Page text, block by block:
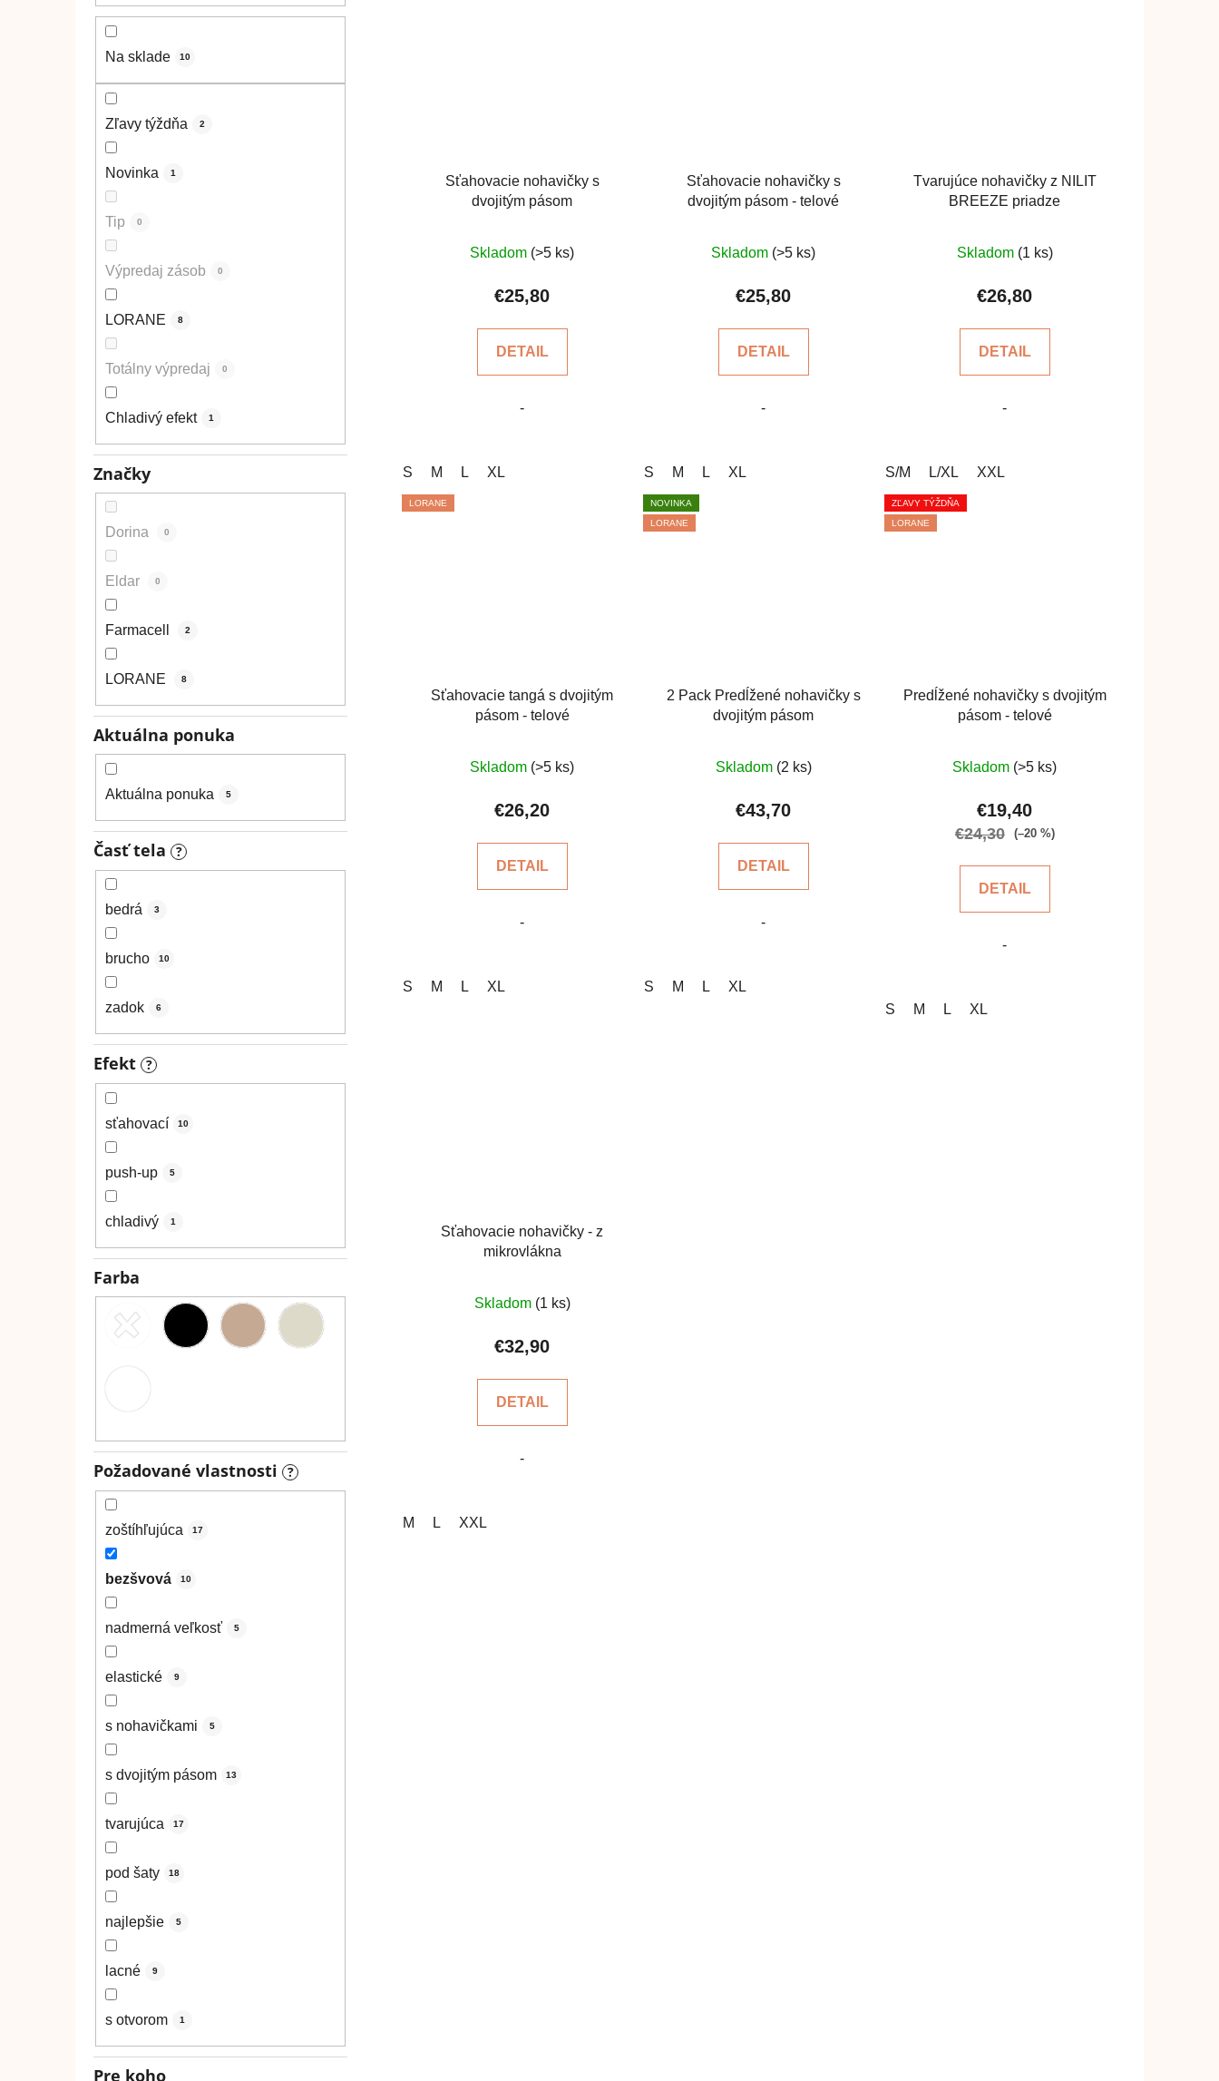
Na sklade 10
Zľavy týždňa 2
Novinka 1
Tip 0
Výpredaj zásob 0
LORANE 8
Totálny výpredaj 0
Chladivý efekt 1
Značky
Dorina 0
Eldar 0
Farmacell 2
LORANE 8
Aktuálna ponuka
Aktuálna ponuka 5
Časť tela ?
bedrá 3
brucho 10
zadok 6
Efekt ?
sťahovací 10
push-up 5
chladivý 1
Farba
Požadované vlastnosti ?
zoštíhľujúca 17
bezšvová 10
nadmerná veľkosť 5
elastické 9
s nohavičkami 5
s dvojitým pásom 13
tvarujúca 17
pod šaty 18
najlepšie 5
lacné 9
s otvorom 1
Pre koho
Sťahovacie nohavičky s
dvojitým pásom
hodnotenie
produktu
z
hviezdičiek.
Skladom (>5 ks)
€25,80
DETAIL
-
S M L XL
Sťahovacie nohavičky s
dvojitým pásom - telové
hodnotenie
produktu
z
hviezdičiek.
Skladom (>5 ks)
€25,80
DETAIL
-
S M L XL
Tvarujúce nohavičky z NILIT
BREEZE priadze
hodnotenie
produktu
z
hviezdičiek.
Skladom (1 ks)
€26,80
DETAIL
-
S/M L/XL XXL
LORANE
Sťahovacie tangá s dvojitým
pásom - telové
hodnotenie
produktu
z
hviezdičiek.
Skladom (>5 ks)
€26,20
DETAIL
-
S M L XL
NOVINKA
LORANE
2 Pack Predĺžené nohavičky s
dvojitým pásom
hodnotenie
produktu
z
hviezdičiek.
Skladom (2 ks)
€43,70
DETAIL
-
S M L XL
ZĽAVY TÝŽDŇA
LORANE
Predĺžené nohavičky s dvojitým
pásom - telové
hodnotenie
produktu
5
Skladom (>5 ks)
€19,40
€24,30 (–20 %)
DETAIL
-
S M L XL
Sťahovacie nohavičky - z
mikrovlákna
hodnotenie
produktu
z
hviezdičiek.
Skladom (1 ks)
€32,90
DETAIL
-
M L XXL